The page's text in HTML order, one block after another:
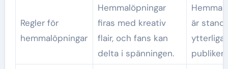
Regler för
hemmalöpningar
Hemmalöpningar
firas med kreativ
flair, och fans kan
delta i spänningen.
är